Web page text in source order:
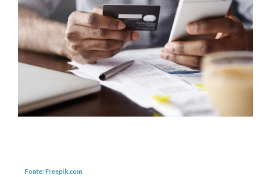
Fonte: Freepik.com